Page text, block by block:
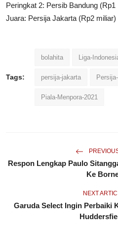
Peringkat 2: Persib Bandung (Rp1
Juara: Persija Jakarta (Rp2 miliar)
Tags:
bolahita Liga-
persija-jakarta
Piala-Menpora-2021
Respon Lengkap Paulo
Ke
NEXT
Garuda Select Ingin Perbaiki